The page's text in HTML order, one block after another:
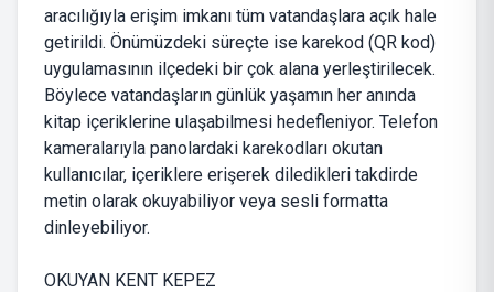
aracılığıyla erişim imkanı tüm vatandaşlara açık hale
getirildi. Önümüzdeki süreçte ise karekod (QR kod)
uygulamasının ilçedeki bir çok alana yerleştirilecek.
Böylece vatandaşların günlük yaşamın her anında
kitap içeriklerine ulaşabilmesi hedefleniyor. Telefon
kameralarıyla panolardaki karekodları okutan
kullanıcılar, içeriklere erişerek diledikleri takdirde
metin olarak okuyabiliyor veya sesli formatta
dinleyebiliyor.
OKUYAN KENT KEPEZ